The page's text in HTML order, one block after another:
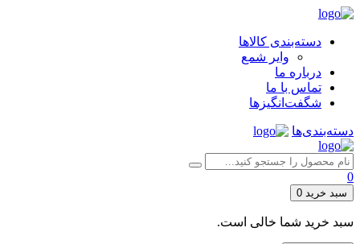
دسته‌بندی کالاها
وایر شمع
درباره ما
تماس با ما
شگفت‌انگیزها
دسته‌بندی‌ها
0
سبد خرید 0
سبد خرید شما خالی است.